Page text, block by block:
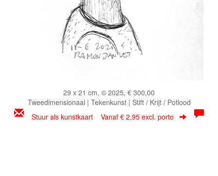
29 x 21 cm, © 2025, € 300,00
Tweedimensionaal | Tekenkunst | Stift / Krijt / Potlood
Stuur als kunstkaart Vanaf € 2,95 excl. porto